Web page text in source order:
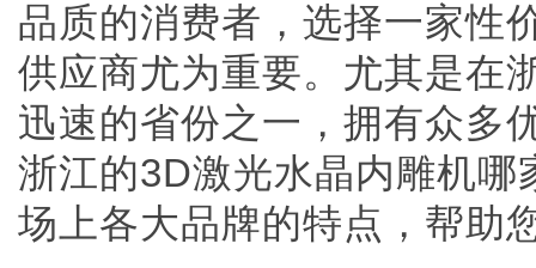
品质的消费者，选择一家性
供应商尤为重要。尤其是在
迅速的省份之一，拥有众多
浙江的3D激光水晶内雕机
场上各大品牌的特点，帮助